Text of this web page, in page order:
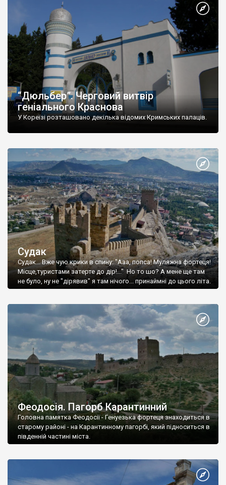
“Дюльбер”. Черговий витвір
геніального Краснова
У Кореїзі розташовано декілька відомих Кримських палаців.
Судак
Судак... Вже чую крики в спину: "Ааа, попса! Муляжна фортеця!
Місце,туристами затерте до дір!..." Но то шо? А мене ще там
не було, ну не "дірявив" я там нічого... принаймні до цього літа.
Феодосія. Пагорб Карантинний
Головна памятка Феодосії - Генуезька фортеця знаходиться в
старому районі - на Карантинному пагорбі, який підноситься в
південній частині міста.